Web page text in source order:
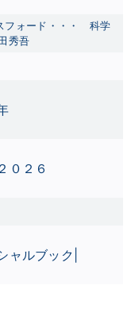
フォード・・・ 科学
秀吾
０２６
ルブック|